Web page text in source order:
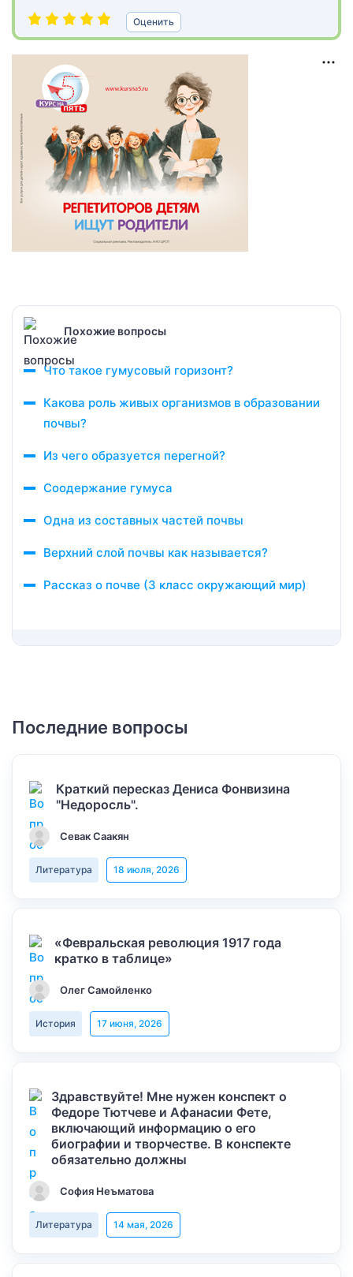
Оценить
Похожие вопросы
Что такое гумусовый горизонт?
Какова роль живых организмов в образовании
почвы?
Из чего образуется перегной?
Соодержание гумуса
Одна из составных частей почвы
Верхний слой почвы как называется?
Рассказ о почве (3 класс окружающий мир)
Последние вопросы
Краткий пересказ Дениса Фонвизина
"Недоросль".
Севак Саакян
Литература 18 июля, 2026
«Февральская революция 1917 года
кратко в таблице»
Олег Самойленко
История 17 июня, 2026
Здравствуйте! Мне нужен конспект о
Федоре Тютчеве и Афанасии Фете,
включающий информацию о его
биографии и творчестве. В конспекте
обязательно должны
София Неъматова
Литература 14 мая, 2026